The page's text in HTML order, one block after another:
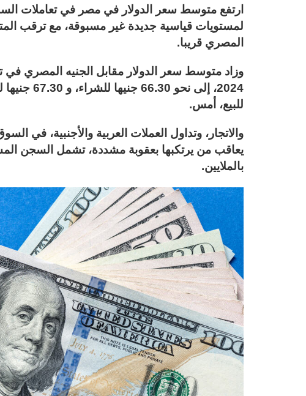
لمستويات قياسية جديدة غير مسبوقة، مع ترقب
المصري قريبا.
للبيع، أمس.
والاتجار، وتداول العملات العربية والأجنبية، في
يعاقب من يرتكبها بعقوبة مشددة، تشمل السجن
بالملايين.